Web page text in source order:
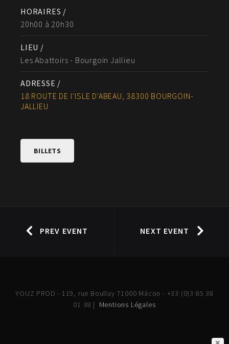
HORAIRES /
20h00 à 20h30
LIEU /
Les Abattoirs - Bourgoin Jallieu
ADRESSE /
18 ROUTE DE l'ISLE D'ABEAU, 38300 BOURGOIN-
JALLIEU
BILLETS
PREV EVENT NEXT EVENT
YOUZ PROD - 119, rue Boullay 71000 Mâcon - +33 (0)3 85 38
01 38 | Mentions Légales